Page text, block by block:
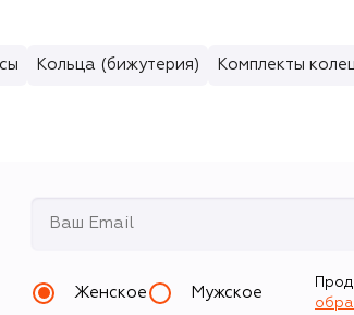
Кольца (бижутерия) Комплекты колец
Женское Мужское